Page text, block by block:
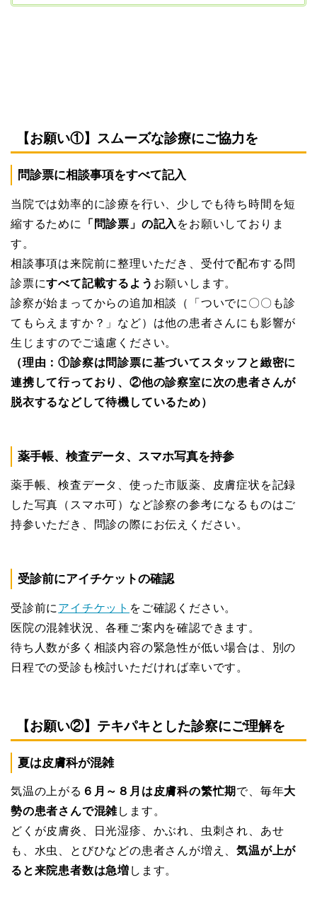
【お願い①】スムーズな診療にご協力を
問診票に相談事項をすべて記入
当院では効率的に診療を行い、少しでも待ち時間を短
縮するために
「問診票」の記入 をお願いしておりま
す。
相談事項は来院前に整理いただき、受付で配布する問
診票にすべて記載するよう お願いします。
診察が始まってからの追加相談（「ついでに〇〇も診
てもらえますか？」など）は他の患者さんにも影響が
生じますのでご遠慮ください。
（理由：①診察は問診票に基づいてスタッフと緻密に
連携して行っており、②他の診察室に次の患者さんが
脱衣するなどして待機しているため）
薬手帳、検査データ、スマホ写真を持参
薬手帳、検査データ、使った市販薬、皮膚症状を記録
した写真（スマホ可）など診察の参考になるものはご
持参いただき、問診の際にお伝えください。
受診前にアイチケットの確認
受診前に アイチケット をご確認ください。
医院の混雑状況、各種ご案内を確認できます。
待ち人数が多く相談内容の緊急性が低い場合は、別の
日程での受診も検討いただければ幸いです。
【お願い②】テキパキとした診察にご理解を
夏は皮膚科が混雑
気温の上がる ６月～８月は皮膚科の繁忙期 で、毎年大
勢の患者さんで混雑します。
どくが皮膚炎、日光湿疹、かぶれ、虫刺され、あせ
も、水虫、とびひなどの患者さんが増え、気温が上が
ると来院患者数は急増 します。